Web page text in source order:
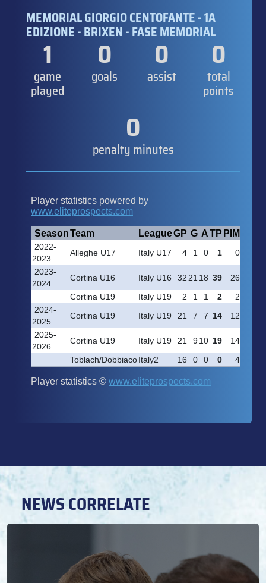
MEMORIAL GIORGIO CENTOFANTE - 1A
EDIZIONE - BRIXEN - FASE MEMORIAL
1
game
played
0
goals
0
assist
0
total
points
0
penalty minutes
NEWS CORRELATE